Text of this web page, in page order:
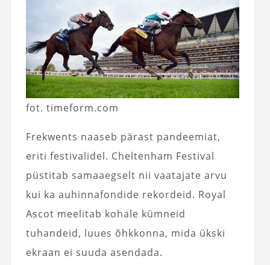
fot. timeform.com
Frekwents naaseb pärast pandeemiat,
eriti festivalidel. Cheltenham Festival
püstitab samaaegselt nii vaatajate arvu
kui ka auhinnafondide rekordeid. Royal
Ascot meelitab kohale kümneid
tuhandeid, luues õhkkonna, mida ükski
ekraan ei suuda asendada.